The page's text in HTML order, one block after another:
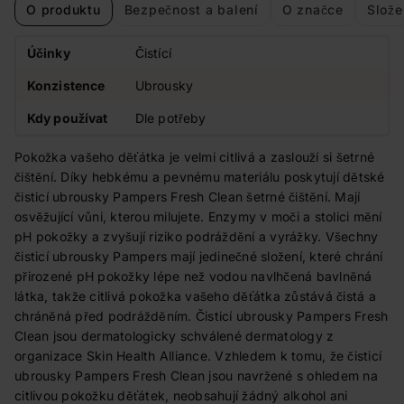
O produktu Bezpečnost a balení O značce
Účinky Čistící
Konzistence Ubrousky
Kdy používat Dle potřeby
Pokožka vašeho děťátka je velmi citlivá a zaslouží si šetrné
čištění. Díky hebkému a pevnému materiálu poskytují dětské
čisticí ubrousky Pampers Fresh Clean šetrné čištění. Mají
osvěžující vůni, kterou milujete. Enzymy v moči a stolici mění
pH pokožky a zvyšují riziko podráždění a vyrážky. Všechny
čisticí ubrousky Pampers mají jedinečné složení, které chrání
přirozené pH pokožky lépe než vodou navlhčená bavlněná
látka, takže citlivá pokožka vašeho děťátka zůstává čistá a
chráněná před podrážděním. Čisticí ubrousky Pampers Fresh
Clean jsou dermatologicky schválené dermatology z
organizace Skin Health Alliance. Vzhledem k tomu, že čisticí
ubrousky Pampers Fresh Clean jsou navržené s ohledem na
citlivou pokožku děťátek, neobsahují žádný alkohol ani